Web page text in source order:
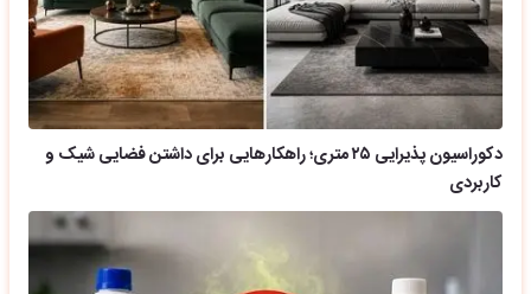
دکوراسیون پذیرایی ۲۵ متری؛ راهکارهایی برای داشتن فضایی شیک و
کاربردی